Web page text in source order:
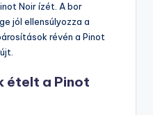
Noir ízét. A bor
jól ellensúlyozza a
révén a Pinot
ételt a Pinot